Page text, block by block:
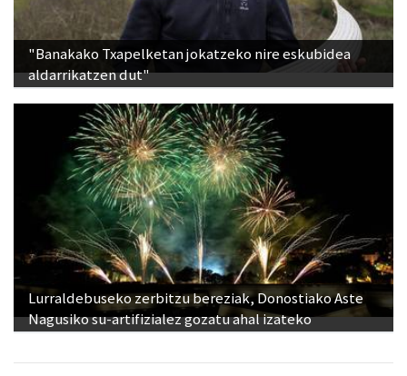
"Banakako Txapelketan jokatzeko nire eskubidea
aldarrikatzen dut"
Lurraldebuseko zerbitzu bereziak, Donostiako Aste
Nagusiko su-artifizialez gozatu ahal izateko